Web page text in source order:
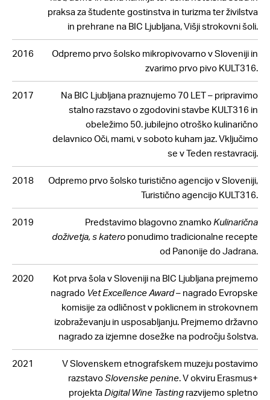
praksa za študente gostinstva in turizma ter živilstva
in prehrane na BIC Ljubljana, Višji strokovni šoli.
2016
Odpremo prvo šolsko mikropivovarno v Sloveniji in
zvarimo prvo pivo KULT316.
2017
Na BIC Ljubljana praznujemo 70 LET – pripravimo
stalno razstavo o zgodovini stavbe KULT316 in
obeležimo 50. jubilejno otroško kulinarično
delavnico Oči, mami, v soboto kuham jaz. Vključimo
se v Teden restavracij.
2018
Odpremo prvo šolsko turistično agencijo v Sloveniji,
Turistično agencijo KULT316.
2019 Predstavimo blagovno znamkoKulinarična
doživetja, s katero ponudimo tradicionalne recepte
od Panonije do Jadrana.
2020
Kot prva šola v Sloveniji na BIC Ljubljana prejmemo
nagrado Vet Excellence Award– nagrado Evropske
komisije za odličnost v poklicnem in strokovnem
izobraževanju in usposabljanju. Prejmemo državno
nagrado za izjemne dosežke na področju šolstva.
2021
V Slovenskem etnografskem muzeju postavimo
razstavoSlovenske penine. V okviru Erasmus+
projektaDigital Wine Tasting razvijemo spletno